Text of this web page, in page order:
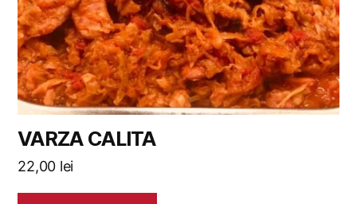
VARZA CALITA
22,00 lei